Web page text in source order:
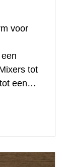
voor
tot
een
u